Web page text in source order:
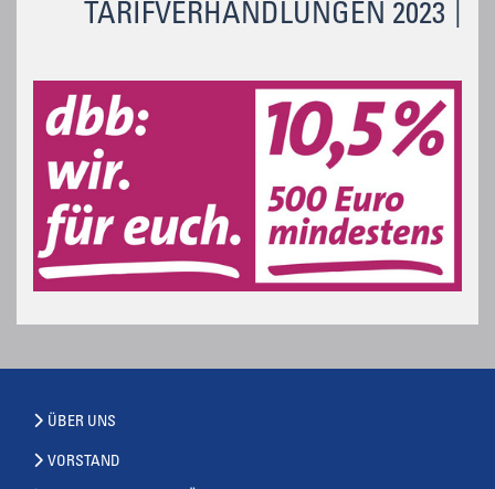
TARIFVERHANDLUNGEN 2023
ÜBER UNS
VORSTAND